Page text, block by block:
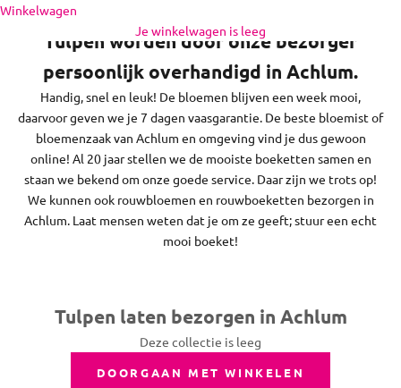
Naar inhoud
Winkelwagen
Je winkelwagen is leeg
Tulpen worden door onze bezorger
persoonlijk overhandigd in Achlum.
Handig, snel en leuk! De bloemen blijven een week mooi,
daarvoor geven we je 7 dagen vaasgarantie. De beste bloemist of
bloemenzaak van Achlum en omgeving vind je dus gewoon
online! Al 20 jaar stellen we de mooiste boeketten samen en
staan we bekend om onze goede service. Daar zijn we trots op!
We kunnen ook rouwbloemen en rouwboeketten bezorgen in
Achlum. Laat mensen weten dat je om ze geeft; stuur een echt
mooi boeket!
Tulpen laten bezorgen in Achlum
Deze collectie is leeg
DOORGAAN MET WINKELEN